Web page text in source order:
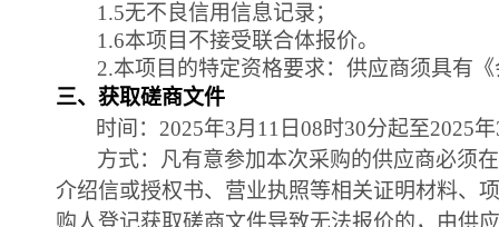
1.5无不良信用信息记录；
1.6本项目不接受联合体报价。
2.本项目的特定资格要求：供应商须具有
三、获取磋商文件
时间： 2025年3月 11 日08时30分起至2025年
方式：凡有意参加本次采购的供应商必须在
介绍信或授权书、营业执照等相关证明材料、
购人登记获取磋商文件导致无法报价的，由供